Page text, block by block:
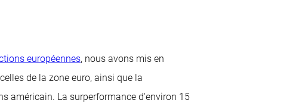
européennes, nous avons mis en
de la zone euro, ainsi que la
américain. La surperformance d'environ 15